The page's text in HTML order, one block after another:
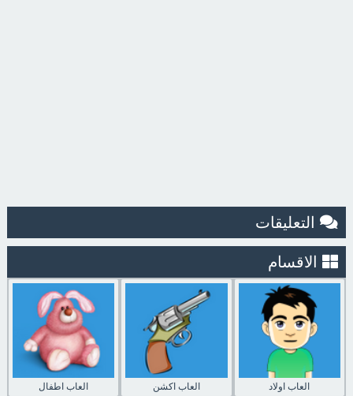
التعليقات
الاقسام
العاب اطفال العاب اكشن العاب اولاد